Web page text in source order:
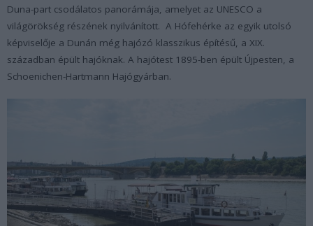
Duna-part csodálatos panorámája, amelyet az UNESCO a
világörökség részének nyilvánított. A Hófehérke az egyik utolsó
képviselője a Dunán még hajózó klasszikus építésű, a XIX.
században épült hajóknak. A hajótest 1895-ben épült Újpesten, a
Schoenichen-Hartmann Hajógyárban.